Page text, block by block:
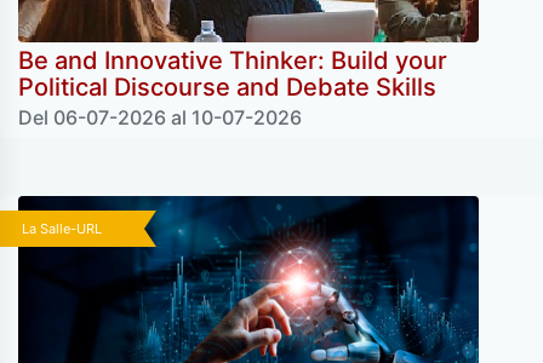
Be and Innovative Thinker: Build your
Political Discourse and Debate Skills
Del 06-07-2026 al 10-07-2026
La Salle-URL